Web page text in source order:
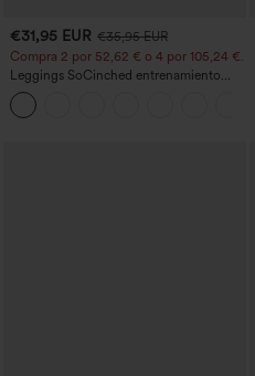
€31,95 EUR €35,95 EUR
Compra 2 por 52,62 € o 4 por 105,24 €.
Leggings SoCinched entrenamiento
moldeador abdomen bolsillo lateral tiro
alto